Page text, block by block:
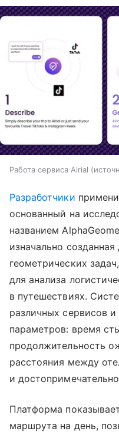
Работа сервиса Airial
Разработчики
основанный на
названием
изначально
геометрических
для анализа
в путешествиях.
различных сервисов
параметров: время
продолжительность
расстояния между
и
Платформа
маршрута на день,